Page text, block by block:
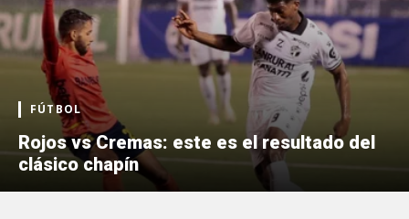
FÚTBOL
Rojos vs Cremas: este es el resultado del
clásico chapín